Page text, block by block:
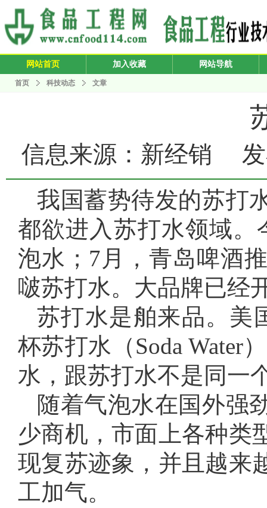
网站首页 加入收藏 网站导航
首页 科技动态 文章
信息来源：新经销 发
我国蓄势待发的苏打
都欲进入苏打水领域。
泡水；7月，青岛啤酒
啵苏打水。大品牌已经
苏打水是舶来品。美
杯苏打水（Soda Water
水，跟苏打水不是同一
随着气泡水在国外强
少商机，市面上各种类
现复苏迹象，并且越来
工加气。